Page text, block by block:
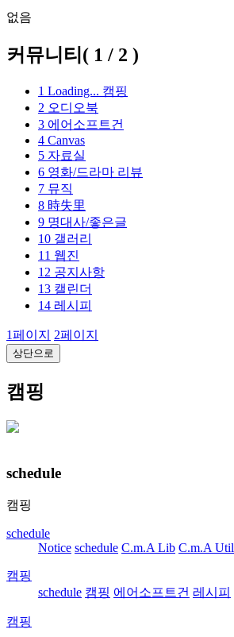
없음
커뮤니티 ( 1 / 2 )
1 Loading... 캠핑
2 오디오북
3 에어소프트건
4 Canvas
5 자료실
6 영화/드라마 리뷰
7 뮤직
8 時失里
9 명대사/좋은글
10 갤러리
11 웹진
12 공지사항
13 캘린더
14 레시피
1페이지 2페이지
상단으로
캠핑
schedule
캠핑
schedule
Notice schedule C.m.A Lib C.m.A Util
캠핑
schedule 캠핑 에어소프트건 레시피
캠핑